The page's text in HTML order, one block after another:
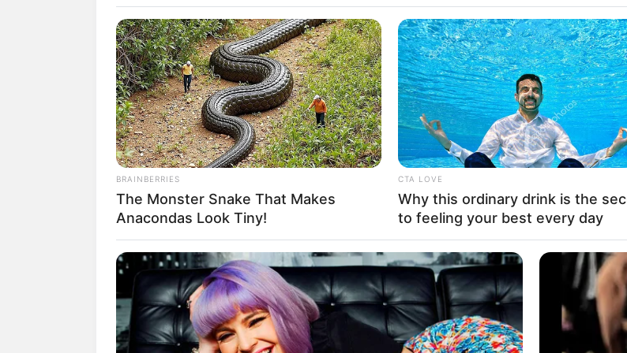
infantilassim que se inicia o ano letivo. Afinal, as ideias
anos, não é mesmo?
Pensando nessa questão, preparamos este post!
Trouxemos várias ideias de brincadeiras de Páscoapara fazer
de desenvolver o raciocínio, a coordenação motora e a
la tudo sobre essa data tão especial. Portanto, continue nos
Índice
Brincadeiras de Páscoa na educação infantil: por que fazer?
1. Brincadeiras artesanais
2. Brincadeira com números
3. Corrida de coelhos
4. Caça aos ovos
5. Salto do coelho
6. Rabo do coelho às cegas
BRAINBERRIES
The Monster Snake That Makes
Anacondas Look Tiny!
CTA LOVE
Why this ordinary drink is the
to feeling your best every day
INSTANTHUB
Melania Trump Moments We Can't Believe Were Caught On
Camera
STARS ARE MADE BUZZ DAY